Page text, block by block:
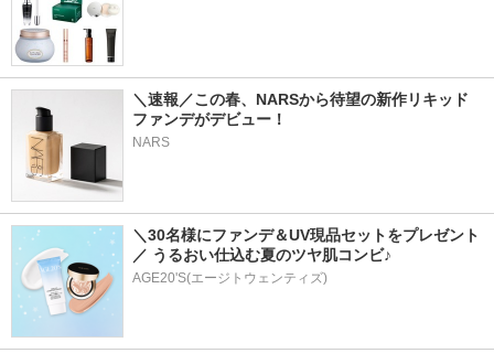
＼速報／この春、NARSから待望の新作リキッド
ファンデがデビュー！
NARS
＼30名様にファンデ＆UV現品セットをプレゼント
／ うるおい仕込む夏のツヤ肌コンビ♪
AGE20'S(エージトウェンティズ)